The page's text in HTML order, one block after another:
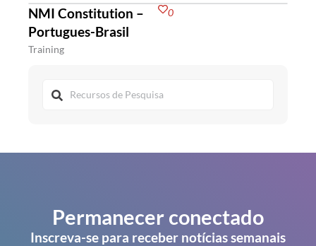
NMI Constitution –
Portugues-Brasil
Training
0
Permanecer conectado
Inscreva-se para receber notícias semanais